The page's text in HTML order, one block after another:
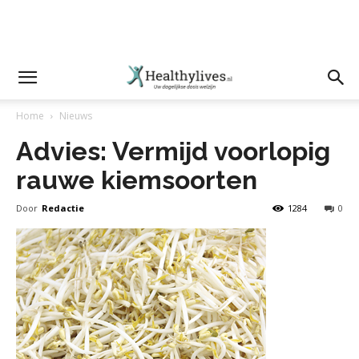
Home Nieuws
Advies: Vermijd voorlopig
rauwe kiemsoorten
Door Redactie 0
1284